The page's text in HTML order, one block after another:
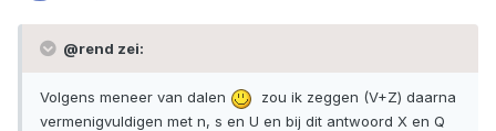
@rend zei:
Volgens meneer van dalen
zou ik zeggen (V+Z) daarna
vermenigvuldigen met n, s en U en bij dit antwoord X en Q